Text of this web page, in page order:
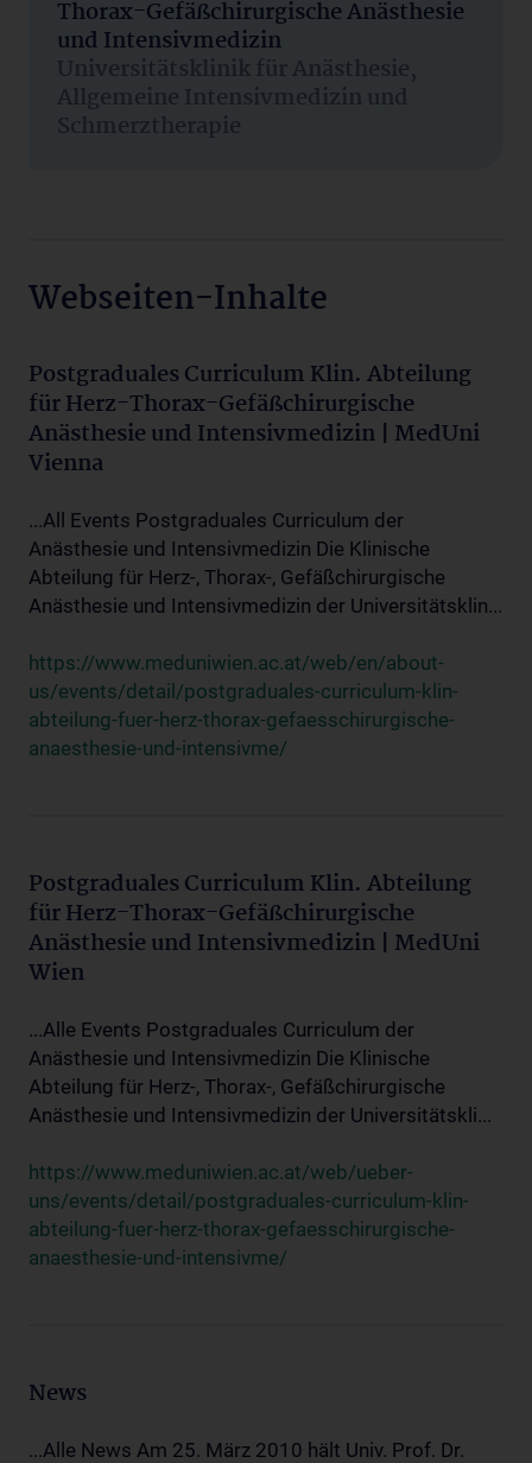
Thorax-Gefäßchirurgische Anästhesie
und Intensivmedizin
Universitätsklinik für Anästhesie,
Allgemeine Intensivmedizin und
Schmerztherapie
Webseiten-Inhalte
Postgraduales Curriculum Klin. Abteilung
für Herz-Thorax-Gefäßchirurgische
Anästhesie und Intensivmedizin | MedUni
Vienna
...All Events Postgraduales Curriculum der
Anästhesie und Intensivmedizin Die Klinische
Abteilung für Herz-, Thorax-, Gefäßchirurgische
Anästhesie und Intensivmedizin der Universitätsklin...
https://www.meduniwien.ac.at/web/en/about-
us/events/detail/postgraduales-curriculum-klin-
abteilung-fuer-herz-thorax-gefaesschirurgische-
anaesthesie-und-intensivme/
Postgraduales Curriculum Klin. Abteilung
für Herz-Thorax-Gefäßchirurgische
Anästhesie und Intensivmedizin | MedUni
Wien
...Alle Events Postgraduales Curriculum der
Anästhesie und Intensivmedizin Die Klinische
Abteilung für Herz-, Thorax-, Gefäßchirurgische
Anästhesie und Intensivmedizin der Universitätskli...
https://www.meduniwien.ac.at/web/ueber-
uns/events/detail/postgraduales-curriculum-klin-
abteilung-fuer-herz-thorax-gefaesschirurgische-
anaesthesie-und-intensivme/
News
...Alle News Am 25. März 2010 hält Univ. Prof. Dr.